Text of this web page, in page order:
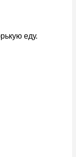
еду.